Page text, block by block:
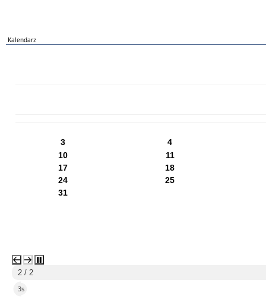
Kalendarz
3
4
10
11
17
18
24
25
31
2 / 2
2s